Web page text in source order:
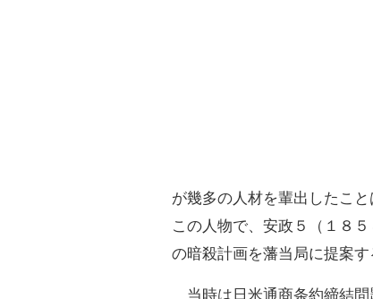
が幾多の人材を輩出したこ
この人物で、安政５（１８
の暗殺計画を藩当局に提案
当時は日米通商条約締結問